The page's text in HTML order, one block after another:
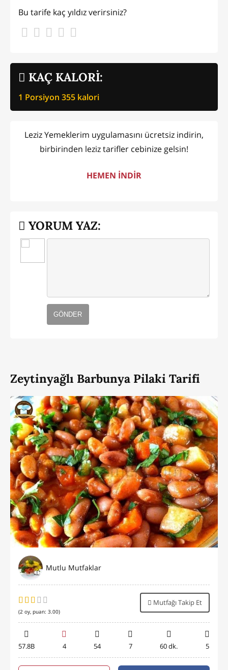
KAÇ KALORİ:
1 Porsiyon 355 kalori
Bu tarife kaç yıldız verirsiniz?
Leziz Yemeklerim uygulamasını ücretsiz indirin,
birbirinden leziz tarifler cebinize gelsin!
HEMEN İNDİR
YORUM YAZ:
GÖNDER
Zeytinyağlı Barbunya Pilaki Tarifi
Mutlu Mutfaklar
(2 oy, puan: 3.00)
Mutfağı Takip Et
57.8B 4 54 7 60 dk. 5